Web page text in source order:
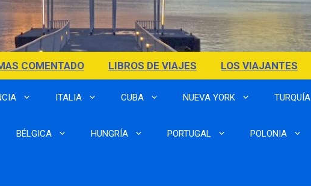
COMENTADO LIBROS DE VIAJES LOS VIAJANTES
ITALIA CUBA NUEVA YORK TURQUÍA
BÉLGICA HUNGRÍA PORTUGAL POLONIA